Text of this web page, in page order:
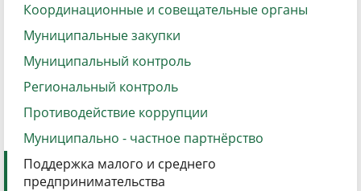
Координационные и совещательные органы
Муниципальные закупки
Муниципальный контроль
Региональный контроль
Противодействие коррупции
Муниципально - частное партнёрство
Поддержка малого и среднего
предпринимательства